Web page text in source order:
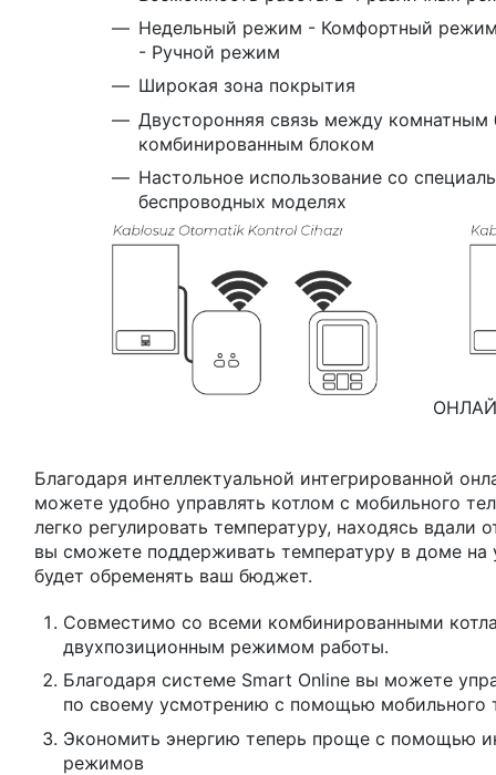
Недельный режим - Комфортный
- Ручной режим
Широкая зона покрытия
Двусторонняя связь между комнатным
комбинированным блоком
Настольное использование со
беспроводных моделях
Благодаря интеллектуальной интегрированной
можете удобно управлять котлом с мобильного
легко регулировать температуру, находясь вдали
вы сможете поддерживать температуру в доме на
будет обременять ваш бюджет.
Совместимо со всеми комбинированными
двухпозиционным режимом работы.
Благодаря системе Smart Online вы можете
по своему усмотрению с помощью мобильного
Экономить энергию теперь проще с помощью
режимов